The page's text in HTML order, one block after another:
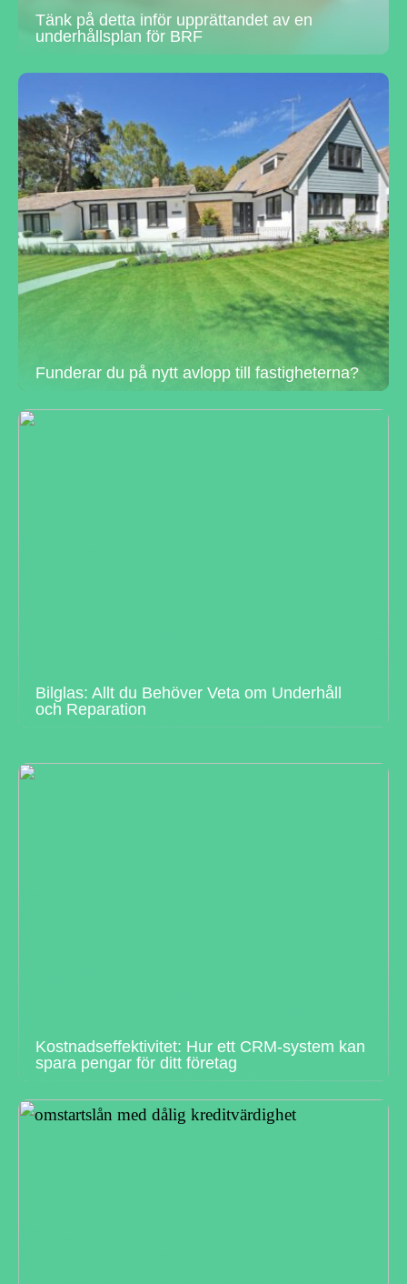
Tänk på detta inför upprättandet av en
underhållsplan för BRF
Funderar du på nytt avlopp till fastigheterna?
Bilglas: Allt du Behöver Veta om Underhåll
och Reparation
Kostnadseffektivitet: Hur ett CRM-system kan
spara pengar för ditt företag